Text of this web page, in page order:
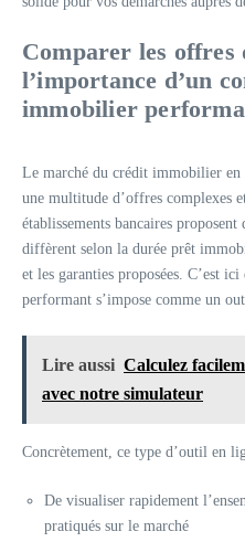
Comparer les
l’importance d’un
immobilier
Le marché du crédit immobilier en
une multitude d’offres complexes
établissements bancaires
diffèrent selon la durée prêt
et les garanties proposées. C’est
performant s’impose comme un
Lire aussi Calculez
avec notre simulateur
Concrètement, ce type d’outil en
De visualiser rapidement
pratiqués sur le marché